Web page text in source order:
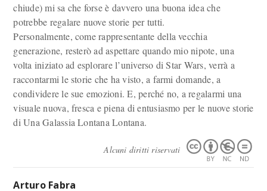
chiude) mi sa che forse è davvero una buona idea che
potrebbe regalare nuove storie per tutti.
Personalmente, come rappresentante della vecchia
generazione, resterò ad aspettare quando mio nipote, una
volta iniziato ad esplorare l’universo di Star Wars, verrà a
raccontarmi le storie che ha visto, a farmi domande, a
condividere le sue emozioni. E, perché no, a regalarmi una
visuale nuova, fresca e piena di entusiasmo per le nuove storie
di Una Galassia Lontana Lontana.
Alcuni diritti riservati
Arturo Fabra